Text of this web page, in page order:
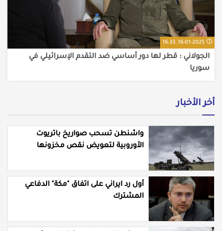
16-01-2025, 16:33
الجولاني : قطر لها دور أساسي ضد التقدم الإسرائيلي في
سوريا
أخر الأخبار
واشنطن تسحب صواريخ باتريوت
الأوروبية لتعويض نقص مخزونها
أول رد ايراني على اتفاق "مكة" الدفاعي
المشترك